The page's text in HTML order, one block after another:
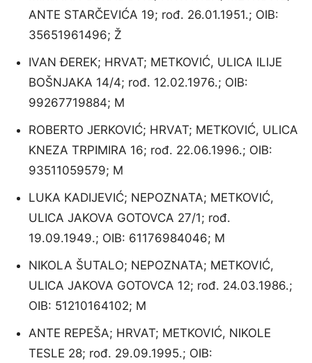
ANTE STARČEVIĆA 19; rođ. 26.01.1951.; OIB:
35651961496; Ž
IVAN ĐEREK; HRVAT; METKOVIĆ, ULICA ILIJE
BOŠNJAKA 14/4; rođ. 12.02.1976.; OIB:
99267719884; M
ROBERTO JERKOVIĆ; HRVAT; METKOVIĆ, ULICA
KNEZA TRPIMIRA 16; rođ. 22.06.1996.; OIB:
93511059579; M
LUKA KADIJEVIĆ; NEPOZNATA; METKOVIĆ,
ULICA JAKOVA GOTOVCA 27/1; rođ.
19.09.1949.; OIB: 61176984046; M
NIKOLA ŠUTALO; NEPOZNATA; METKOVIĆ,
ULICA JAKOVA GOTOVCA 12; rođ. 24.03.1986.;
OIB: 51210164102; M
ANTE REPEŠA; HRVAT; METKOVIĆ, NIKOLE
TESLE 28; rođ. 29.09.1995.; OIB: